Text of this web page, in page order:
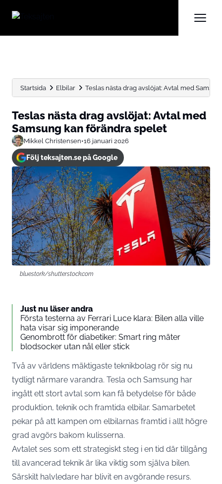
Startsida Elbilar Teslas nästa drag avslöjat: Avtal med
Teslas nästa drag avslöjat: Avtal med
Samsung kan förändra spelet
Mikkel Christensen•16 januari 2026
Följ teksajten.se på Google
bluestork/shutterstock.com
Just nu läser andra
Första testerna av Ferrari Luce klara: Bilen alla ville
hata visar sig imponerande
Genombrott för diabetiker: Smart ring mäter
blodsocker utan nål eller stick
Två av världens mäktigaste teknikbolag rör sig nu
tydligt närmare varandra. Tesla och Samsung har
ingått ett stort avtal som kan få betydelse för både
produktion, teknik och framtida elbilar. Samarbetet
pekar på att kampen om elbilarnas framtid i allt högre
grad avgörs bakom kulisserna.
Avtalet ses som ett strategiskt steg i en tid där tillgång
till avancerad teknik är lika viktig som själva bilen.
Särskilt halvledare har blivit en avgörande resurs.